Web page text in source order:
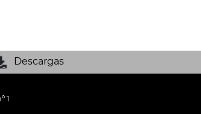
Descargas
1